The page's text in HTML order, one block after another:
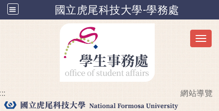
國立虎尾科技大學-學務處
網站導覽